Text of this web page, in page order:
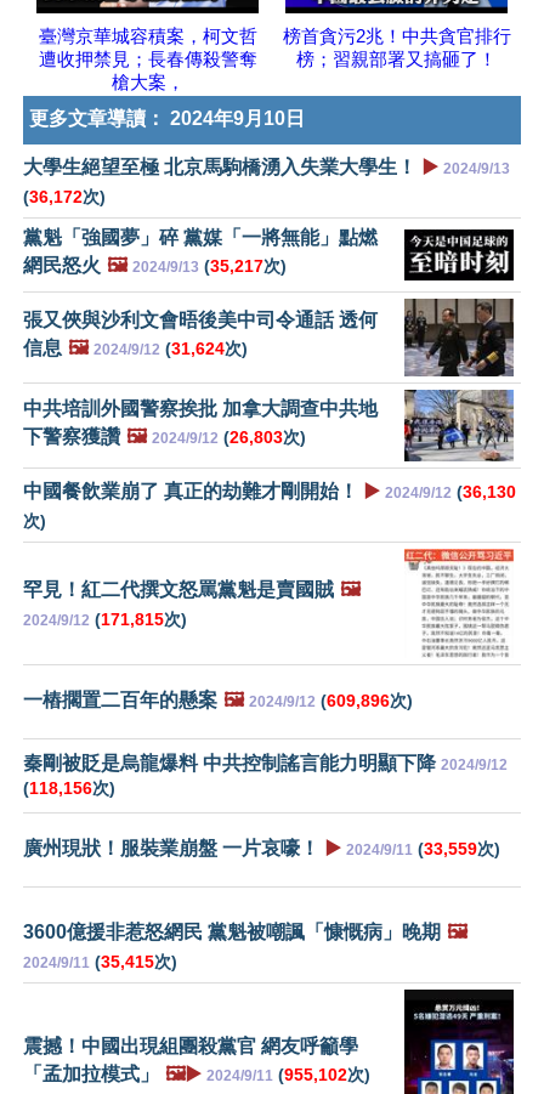
臺灣京華城容積案，柯文哲
遭收押禁見；長春傳殺警奪
槍大案，
榜首貪污2兆！中共貪官排行
榜；習親部署又搞砸了！
更多文章導讀： 2024年9月10日
大學生絕望至極 北京馬駒橋湧入失業大學生！ ▶️ 2024/9/13
(36,172次)
黨魁「強國夢」碎 黨媒「一將無能」點燃
網民怒火 🖼️ 2024/9/13 (35,217次)
張又俠與沙利文會晤後美中司令通話 透何
信息 🖼️ 2024/9/12 (31,624次)
中共培訓外國警察挨批 加拿大調查中共地
下警察獲讚 🖼️ 2024/9/12 (26,803次)
中國餐飲業崩了 真正的劫難才剛開始！ ▶️ 2024/9/12 (36,130
次)
罕見！紅二代撰文怒罵黨魁是賣國賊 🖼️
2024/9/12 (171,815次)
一樁擱置二百年的懸案 🖼️ 2024/9/12 (609,896次)
秦剛被貶是烏龍爆料 中共控制謠言能力明顯下降 2024/9/12
(118,156次)
廣州現狀！服裝業崩盤 一片哀嚎！ ▶️ 2024/9/11 (33,559次)
3600億援非惹怒網民 黨魁被嘲諷「慷慨病」晚期 🖼️
2024/9/11 (35,415次)
震撼！中國出現組團殺黨官 網友呼籲學
「孟加拉模式」
🖼️▶️ 2024/9/11 (955,102次)